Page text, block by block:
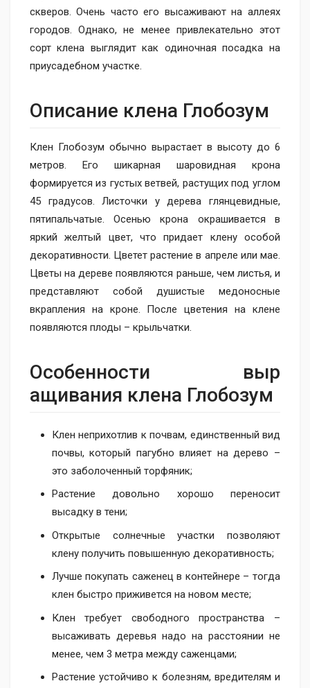
скверов. Очень часто его высаживают на аллеях
городов. Однако, не менее привлекательно этот
сорт клена выглядит как одиночная посадка на
приусадебном участке.
Описание клена Глобоз​ум
Клен Глобозум обычно вырастает в высоту до 6
метров. Его шикарная шаровидная крона
формируется из густых ветвей, растущих под углом
45 градусов. Листочки у дерева глянцевидные,
пятипальчатые. Осенью крона окрашивается в
яркий желтый цвет, что придает клену особой
декоративности. Цветет растение в апреле или мае.
Цветы на дереве появляются раньше, чем листья, и
представляют собой душистые медоносные
вкрапления на кроне. После цветения на клене
появляются плоды – крыльчатки.
Особенности выр​
ащивания клена Глобозум
Клен неприхотлив к почвам, единственный вид
почвы, который пагубно влияет на дерево –
это заболоченный торфяник;
Растение довольно хорошо переносит
высадку в тени;
Открытые солнечные участки позволяют
клену получить повышенную декоративность;
Лучше покупать саженец в контейнере – тогда
клен быстро приживется на новом месте;
Клен требует свободного пространства –
высаживать деревья надо на расстоянии не
менее, чем 3 метра между саженцами;
Растение устойчиво к болезням, вредителям и